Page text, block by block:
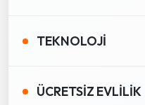
TEKNOLOJİ
ÜCRETSİZ EVLİLİK